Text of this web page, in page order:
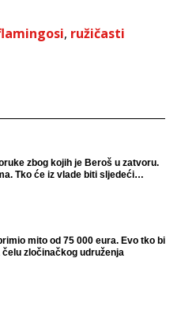
, ružičasti
zbog kojih je Beroš u zatvoru.
Tko će iz vlade biti sljedeći
mito od 75 000 eura. Evo tko bi
zločinačkog udruženja